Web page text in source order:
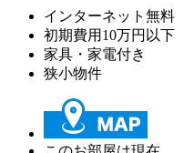
インターネット無料
初期費用10万円以下
家具・家電付き
狭小物件